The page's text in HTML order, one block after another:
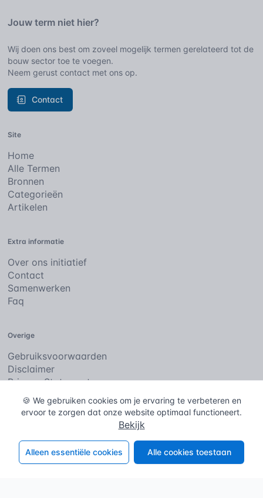
Jouw term niet hier?
Wij doen ons best om zoveel mogelijk termen gerelateerd tot de
bouw sector toe te voegen.
Neem gerust contact met ons op.
Contact
Site
Home
Alle Termen
Bronnen
Categorieën
Artikelen
Extra informatie
Over ons initiatief
Contact
Samenwerken
Faq
Overige
Gebruiksvoorwaarden
Disclaimer
Privacy Statement
Cookies
Copyright © 2026De bouwencyclopedie. Alle rechten
voorbehouden.
🍪 We gebruiken cookies om je ervaring te verbeteren en
ervoor te zorgen dat onze website optimaal functioneert.
Bekijk
Alleen essentiële cookies Alle cookies toestaan